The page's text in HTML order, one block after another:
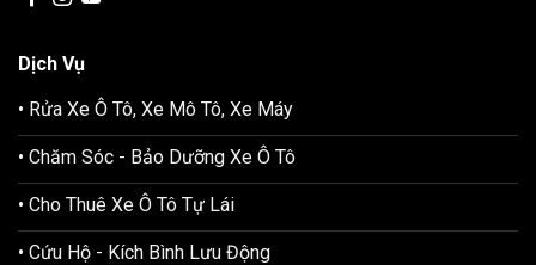
Dịch Vụ
• Rửa Xe Ô Tô, Xe Mô Tô, Xe Máy
• Chăm Sóc - Bảo Dưỡng Xe Ô Tô
• Cho Thuê Xe Ô Tô Tự Lái
• Cứu Hộ - Kích Bình Lưu Động